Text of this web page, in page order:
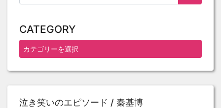
泣き笑いのエピソード / 秦基博
CATEGORY